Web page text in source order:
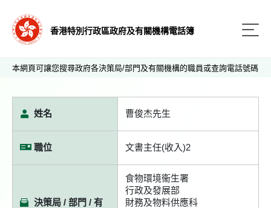
香港特別行政區政府及有關機構電話簿
本網頁可讓您搜尋政府各決策局/部門及有關機構的職員或查詢電話號碼
姓名 曹俊杰先生
職位 文書主任(收入)2
決策局 / 部門 / 有
食物環境衞生署
行政及發展部
財務及物料供應科